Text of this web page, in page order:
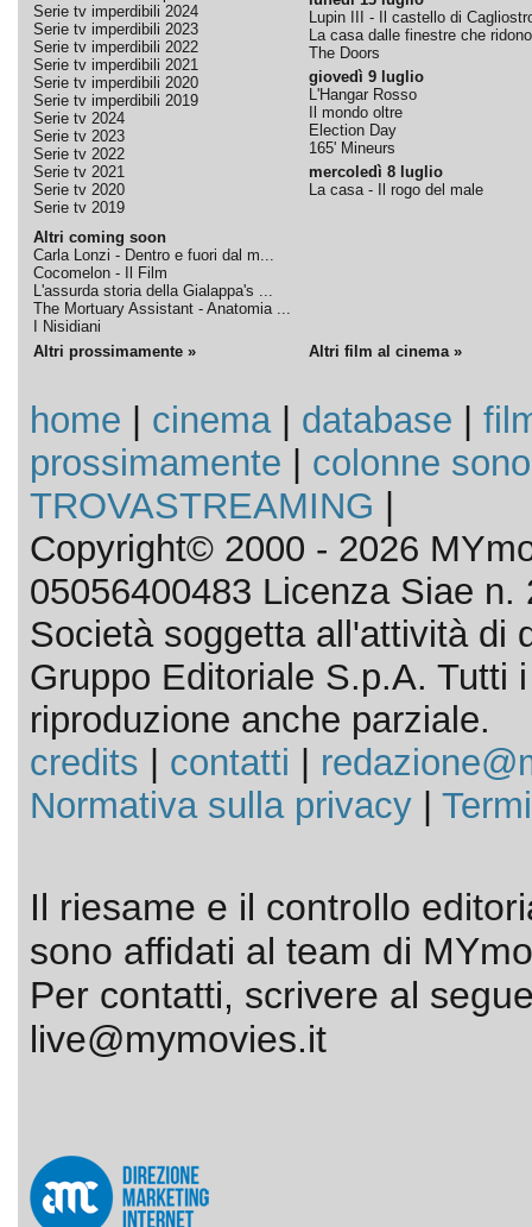
Serie tv imperdibili 2024
Serie tv imperdibili 2023
Serie tv imperdibili 2022
Serie tv imperdibili 2021
Serie tv imperdibili 2020
Serie tv imperdibili 2019
Serie tv 2024
Serie tv 2023
Serie tv 2022
Serie tv 2021
Serie tv 2020
Serie tv 2019
Altri coming soon
Carla Lonzi - Dentro e fuori dal m...
Cocomelon - Il Film
L'assurda storia della Gialappa's ...
The Mortuary Assistant - Anatomia ...
I Nisidiani
Lupin III - Il castello di
La casa dalle finestre che ridono
The Doors
giovedì 9 luglio
L'Hangar Rosso
Il mondo oltre
Election Day
165' Mineurs
mercoledì 8 luglio
La casa - Il rogo del male
Altri prossimamente » Altri film al cinema »
home cinema| database
prossimamente
colonne
TROVASTREAMING
Copyright© 2000 - 2026
05056400483 Licenza Siae n.
Società soggetta all'attività di
Gruppo Editoriale S.p.A. Tutti
riproduzione anche parziale.
credits
contatti
Normativa sulla privacy|
Il riesame e il controllo
sono affidati al team di
Per contatti, scrivere al
live@mymovies.it